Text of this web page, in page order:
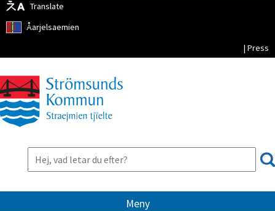
Translate
Åarjelsaemien
| Press
Meny